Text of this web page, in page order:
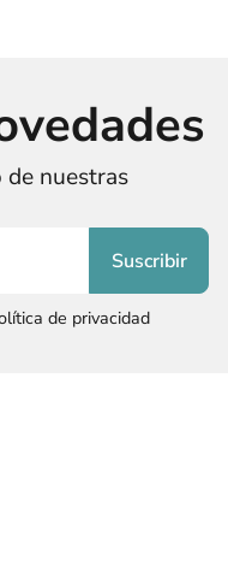
nuestras
de privacidad